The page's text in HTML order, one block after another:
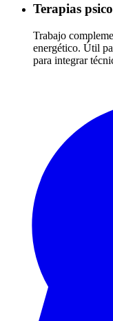
Terapias
Trabajo
energético. Útil
para integrar